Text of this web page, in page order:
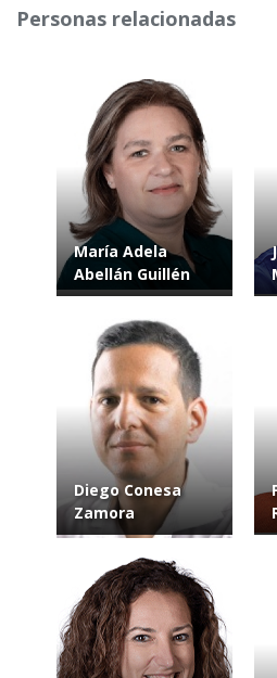
Personas relacionadas
María Adela
Abellán Guillén
Diego Conesa
Zamora